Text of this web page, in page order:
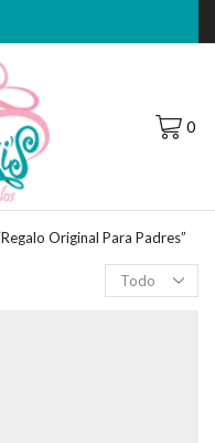
0
Original Para Padres”
Filas
por